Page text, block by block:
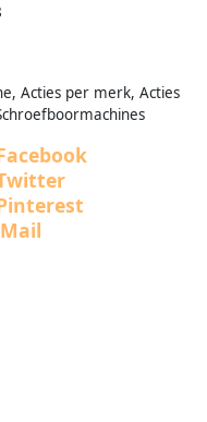
Acties per merk, Acties